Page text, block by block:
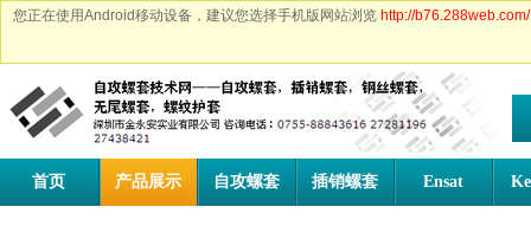
您正在使用Android移动设备，建议您选择手机版网站浏览 http://b76.288web.com/
首页 产品展示 自攻螺套 插销螺套 Ensat